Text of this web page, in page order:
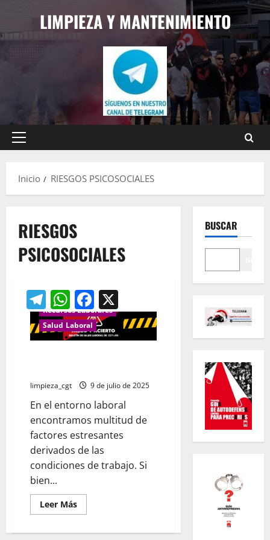
contenido
LIMPIEZA Y MANTENIMIENTO
Menú
Inicio
RIESGOS PSICOSOCIALES
RIESGOS
PSICOSOCIALES
Telegram
WhatsApp
Facebook
Guías-Manuales
Publicaciones
Recursos Laborales
Salud Laboral
limpieza_cgt 9 de julio de 2025
En el entorno laboral
encontramos multitud de
factores estresantes
derivados de las
condiciones de trabajo. Si
bien...
Leer MásLeer
más
BUSCAR